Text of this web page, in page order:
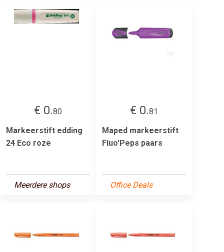
€ 0.80
Markeerstift edding
24 Eco roze
Meerdere shops
€ 0.81
Maped markeerstift
Fluo'Peps paars
Office Deals